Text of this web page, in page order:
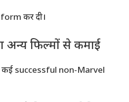
कर दी।
फिल्मों से कमाई
successful non-Marvel